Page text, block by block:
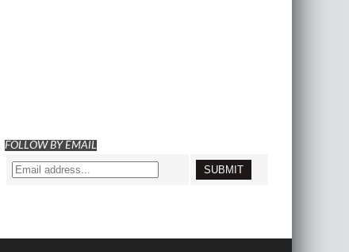
FOLLOW BY EMAIL